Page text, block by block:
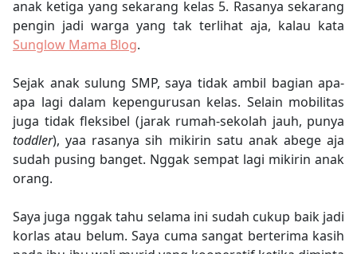
anak ketiga yang sekarang kelas 5. Rasanya sekarang
pengin jadi warga yang tak terlihat aja, kalau kata
Sunglow Mama Blog.
Sejak anak sulung SMP, saya tidak ambil bagian apa-
apa lagi dalam kepengurusan kelas. Selain mobilitas
juga tidak fleksibel (jarak rumah-sekolah jauh, punya
toddler), yaa rasanya sih mikirin satu anak abege aja
sudah pusing banget. Nggak sempat lagi mikirin anak
orang.
Saya juga nggak tahu selama ini sudah cukup baik jadi
korlas atau belum. Saya cuma sangat berterima kasih